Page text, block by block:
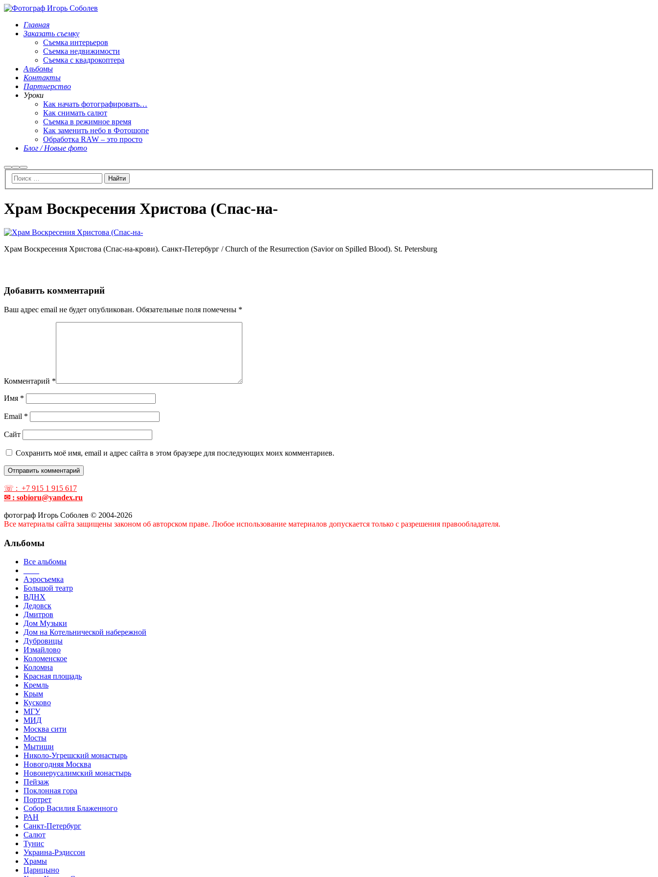
Главная
Заказать съемку
Съемка интерьеров
Съемка недвижимости
Съемка с квадрокоптера
Альбомы
Контакты
Партнерство
Уроки
Как начать фотографировать…
Как снимать салют
Съемка в режимное время
Как заменить небо в Фотошопе
Обработка RAW – это просто
Блог / Новые фото
НайтиБольше
информации
Главное
меню
Храм Воскресения Христова (Спас-на-
Храм Воскресения Христова (Спас-на-крови). Санкт-Петербург / Church of the Resurrection (Savior on Spilled Blood). St. Petersburg
Добавить комментарий
Ваш адрес email не будет опубликован. Обязательные поля помечены *
Комментарий *
Имя *
Email *
Сайт
Сохранить моё имя, email и адрес сайта в этом браузере для последующих моих комментариев.
☏ : +7 915 1 915 617
✉ : sobioru@yandex.ru
фотограф Игорь Соболев © 2004-2026
Все материалы сайта защищены законом об авторском праве. Любое использование материалов допускается только с разрешения правообладателя.
Альбомы
Все альбомы
Аэросъемка
Большой театр
ВДНХ
Дедовск
Дмитров
Дом Музыки
Дом на Котельнической набережной
Дубровицы
Измайлово
Коломенское
Коломна
Красная площадь
Кремль
Крым
Кусково
МГУ
МИД
Москва сити
Мосты
Мытищи
Николо-Угрешский монастырь
Новогодняя Москва
Новоиерусалимский монастырь
Пейзаж
Поклонная гора
Портрет
Собор Василия Блаженного
РАН
Санкт-Петербург
Салют
Тунис
Украина-Рэдиссон
Храмы
Царицыно